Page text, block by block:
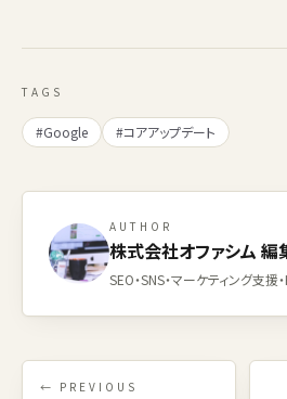
TAGS
#Google #コアアップデート
AUTHOR
株式会社オファシム 編
SEO・SNS・マーケティング支
← PREVIOUS